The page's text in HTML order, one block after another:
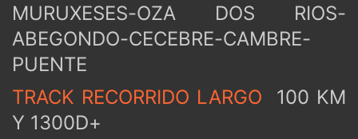
MURUXESES-OZA DOS RIOS-
ABEGONDO-CECEBRE-CAMBRE-
PUENTE
TRACK RECORRIDO LARGO 100 KM
Y 1300D+